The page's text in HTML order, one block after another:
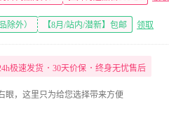
除外） 【8月/站内/潜新】包邮 领取
极速发货 ･ 30天价保 ･ 终身无忧售后
眼，这里只为给您选择带来方便